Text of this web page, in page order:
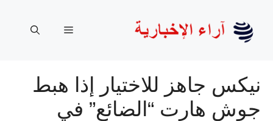
المحتوى
القائمة
نيكس جاهز للاختيار إذا هبط
جوش هارت “الضائع” في